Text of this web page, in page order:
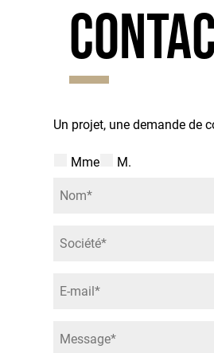
Un projet, une demande de
Mme M.